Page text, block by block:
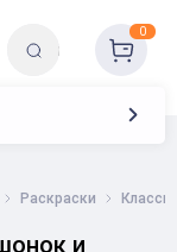
0
Раскраски
и